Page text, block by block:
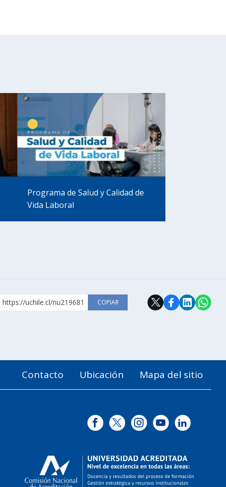
Programa de Salud y Calidad de
Vida Laboral
https://uchile.cl/nu219681 COPIAR
Contacto Ubicación Mapa del sitio